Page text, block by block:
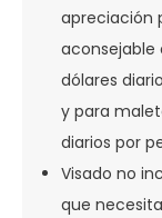
apreciación
aconsejable
dólares
y para
diarios por
Visado no
que